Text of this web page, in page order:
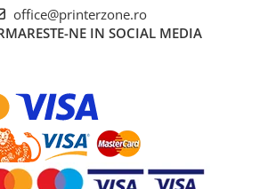
office@printerzone.ro
NE IN SOCIAL MEDIA